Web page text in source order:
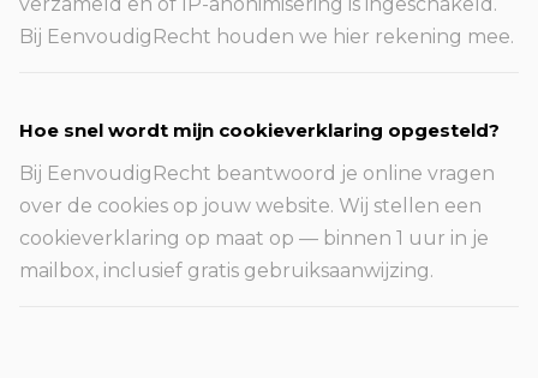
Bij EenvoudigRecht houden we hier rekening mee.
Hoe snel wordt mijn cookieverklaring opgesteld?
Bij EenvoudigRecht beantwoord je online vragen
over de cookies op jouw website. Wij stellen een
cookieverklaring op maat op — binnen 1 uur in je
mailbox, inclusief gratis gebruiksaanwijzing.